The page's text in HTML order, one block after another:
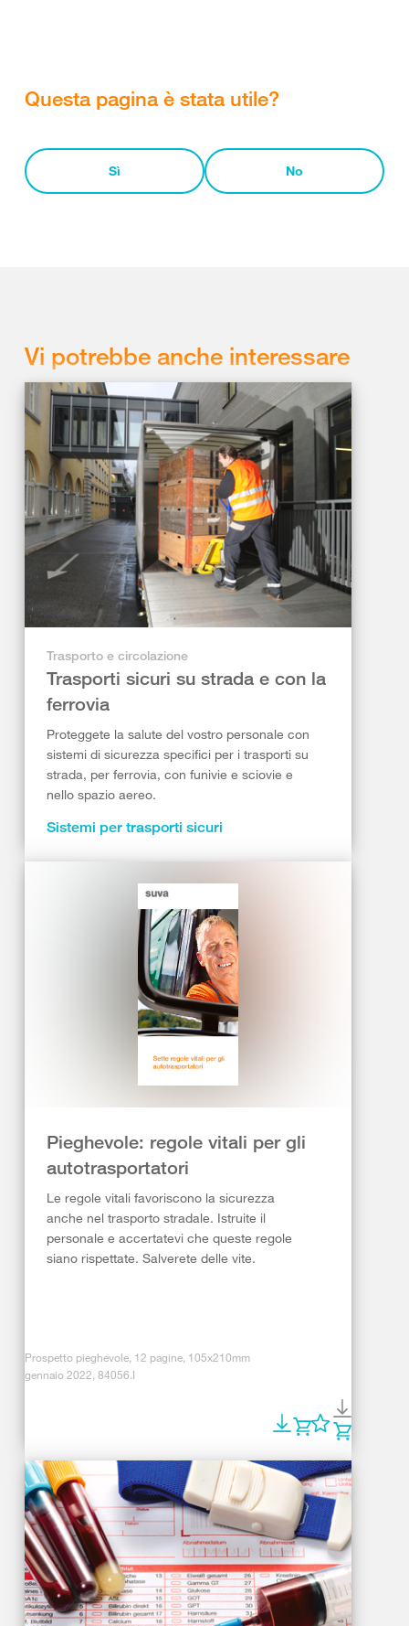
Questa pagina è stata utile?
Sì No
Vi potrebbe anche interessare
Trasporto e circolazione
Trasporti sicuri su strada e con la
ferrovia
Proteggete la salute del vostro personale con
sistemi di sicurezza specifici per i trasporti su
strada, per ferrovia, con funivie e sciovie e
nello spazio aereo.
Sistemi per trasporti sicuri
Pieghevole: regole vitali per gli
autotrasportatori
Le regole vitali favoriscono la sicurezza
anche nel trasporto stradale. Istruite il
personale e accertatevi che queste regole
siano rispettate. Salverete delle vite.
Prospetto pieghevole, 12 pagine, 105x210mm
gennaio 2022, 84056.I